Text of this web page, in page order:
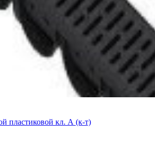
пластиковой кл. А (к-т)